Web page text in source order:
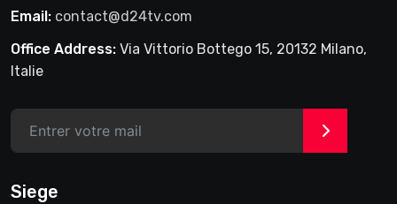
Email: contact@d24tv.com
Office Address: Via Vittorio Bottego 15, 20132 Milano,
Italie
>
Siege